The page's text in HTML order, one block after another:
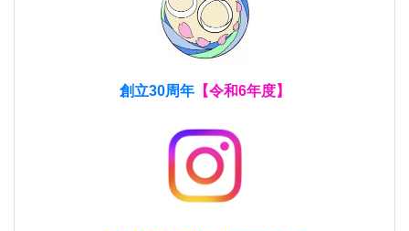
創立30周年【令和6年度】